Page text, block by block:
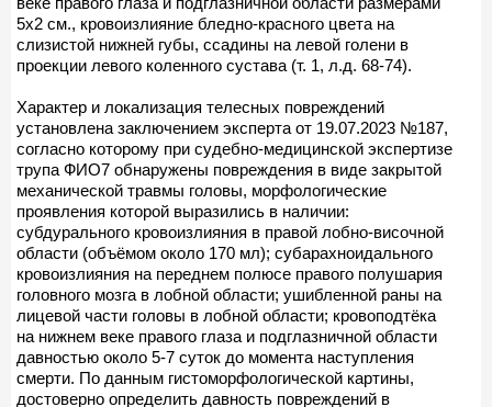
5х2 см., кровоизлияние бледно-красного цвета на
слизистой нижней губы, ссадины на левой голени в
проекции левого коленного сустава (т. 1, л.д. 68-74).
Характер и локализация телесных повреждений
установлена заключением эксперта от 19.07.2023 №187,
согласно которому при судебно-медицинской экспертизе
трупа ФИО7 обнаружены повреждения в виде закрытой
механической травмы головы, морфологические
проявления которой выразились в наличии:
субдурального кровоизлияния в правой лобно-височной
области (объёмом около 170 мл); субарахноидального
кровоизлияния на переднем полюсе правого полушария
головного мозга в лобной области; ушибленной раны на
лицевой части головы в лобной области; кровоподтёка
на нижнем веке правого глаза и подглазничной области
давностью около 5-7 суток до момента наступления
смерти. По данным гистоморфологической картины,
достоверно определить давность повреждений в